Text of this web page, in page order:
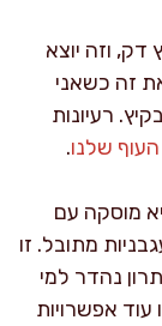
דק, וזה יוצא
זה כשאני
רעיונות
שלנו.
מוסקה עם
מתובל. זו
נהדר למי
אפשרויות